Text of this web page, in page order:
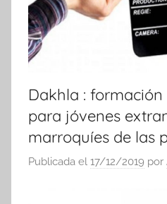
Dakhla :
para jóvenes
marroquíes de las
Publicada el 17/12/2019 por